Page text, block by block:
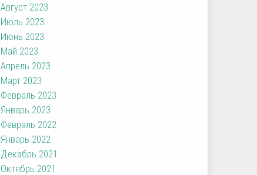
Август 2023
Июль 2023
Июнь 2023
Май 2023
Апрель 2023
Март 2023
Февраль 2023
Январь 2023
Февраль 2022
Январь 2022
Декабрь 2021
Октябрь 2021